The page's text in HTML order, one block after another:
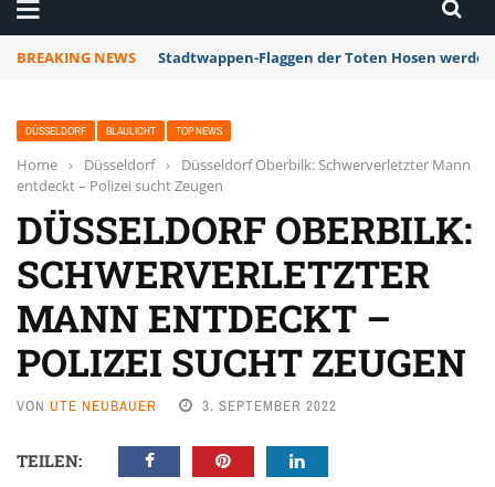
BREAKING NEWS Stadtwappen-Flaggen der Toten Hosen
DÜSSELDORF BLAULICHT TOP NEWS
Home › Düsseldorf ›
Düsseldorf Oberbilk: Schwerverletzter Mann
entdeckt – Polizei sucht Zeugen
DÜSSELDORF OBERBILK:
SCHWERVERLETZTER
MANN ENTDECKT –
POLIZEI SUCHT ZEUGEN
VON UTE NEUBAUER 3. SEPTEMBER 2022
TEILEN: